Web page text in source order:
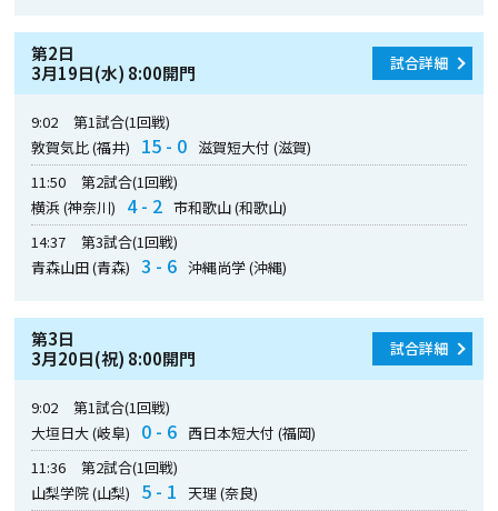
第2日
3月19日(水) 8:00開門
試合詳細
9:02
第1試合(1回戦)
敦賀気比 (福井)
15 - 0 滋賀短大付 (滋賀)
11:50
第2試合(1回戦)
横浜 (神奈川)
4 - 2 市和歌山 (和歌山)
14:37
第3試合(1回戦)
青森山田 (青森)
3 - 6 沖縄尚学 (沖縄)
第3日
3月20日(祝) 8:00開門
試合詳細
9:02
第1試合(1回戦)
大垣日大 (岐阜)
0 - 6 西日本短大付 (福岡)
11:36
第2試合(1回戦)
山梨学院 (山梨)
5 - 1
天理 (奈良)